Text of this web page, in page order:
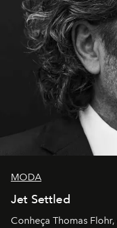
MODA
Jet Settled
Conheça Thomas